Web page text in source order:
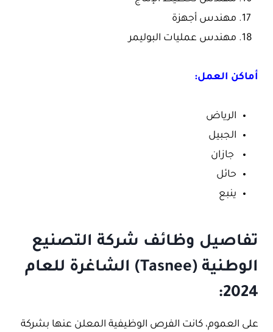
مهندس أجهزة
مهندس عمليات البوليمر
أماكن العمل:
الرياض
الجبيل
جازان
حائل
ينبع
تفاصيل وظائف شركة التصنيع
الوطنية (Tasnee) الشاغرة للعام
2024:
على العموم، كانت الفرص الوظيفية المعلن عنها بشركة